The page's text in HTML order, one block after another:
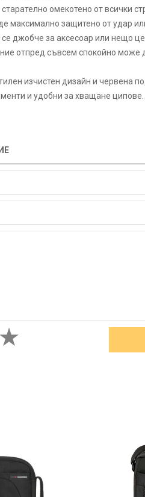
омекотено от всички
максимално защитено от удар
джобче за аксесоар или нещо
отпред съвсем спокойно може
изчистен дизайн и червена
и удобни за хващане ципове.